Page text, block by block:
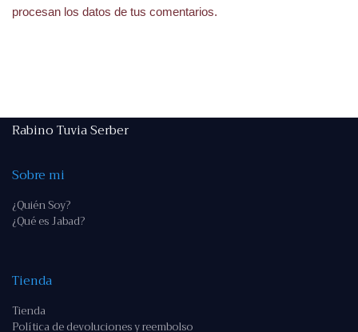
procesan los datos de tus comentarios.
Rabino Tuvia Serber
Sobre mi
¿Quién Soy?
¿Qué es Jabad?
Tienda
Tienda
Política de devoluciones y reembolso